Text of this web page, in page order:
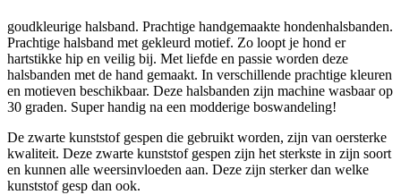
goudkleurige halsband. Prachtige handgemaakte hondenhalsbanden.
Prachtige halsband met gekleurd motief. Zo loopt je hond er
hartstikke hip en veilig bij. Met liefde en passie worden deze
halsbanden met de hand gemaakt. In verschillende prachtige kleuren
en motieven beschikbaar. Deze halsbanden zijn machine wasbaar op
30 graden. Super handig na een modderige boswandeling!
De zwarte kunststof gespen die gebruikt worden, zijn van oersterke
kwaliteit. Deze zwarte kunststof gespen zijn het sterkste in zijn soort
en kunnen alle weersinvloeden aan. Deze zijn sterker dan welke
kunststof gesp dan ook.